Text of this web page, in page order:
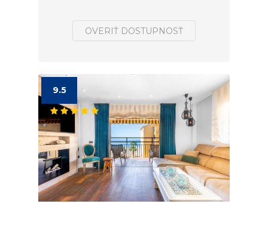
OVERIŤ DOSTUPNOSŤ
9.5